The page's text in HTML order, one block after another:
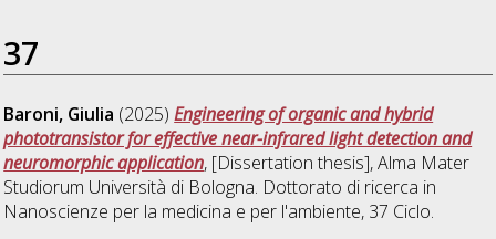
37
Baroni, Giulia (2025)Engineering of organic and hybrid
phototransistor for effective near-infrared light detection and
neuromorphic application, [Dissertation thesis], Alma Mater
Studiorum Università di Bologna. Dottorato di ricerca in
Nanoscienze per la medicina e per l'ambiente, 37 Ciclo.